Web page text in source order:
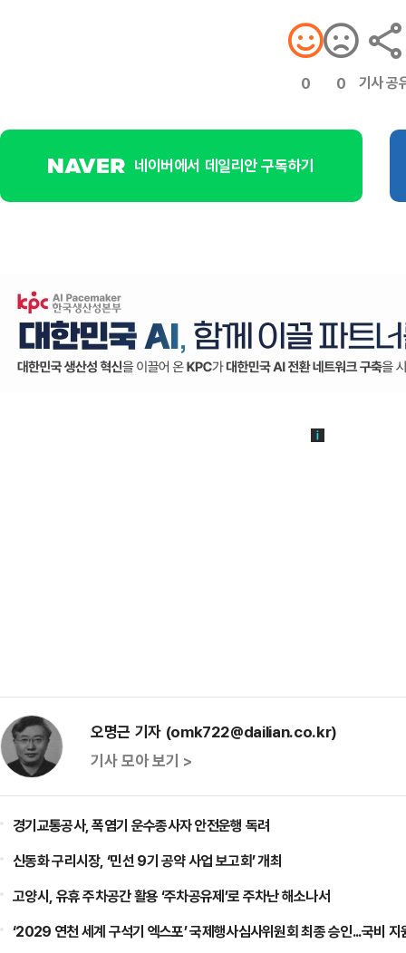
0 0 기사 공
네이버에서 데일리안 구독하기
오명근 기자 (omk722@dailian.co.kr)
기사 모아 보기 >
경기교통공사, 폭염기 운수종사자 안전운행 독려
신동화 구리시장, ‘민선 9기 공약 사업 보고회’ 개최
고양시, 유휴 주차공간 활용 ‘주차공유제’로 주차난 해소나서
‘2029 연천 세계 구석기 엑스포’ 국제행사심사위원회 최종 승인...국비 지